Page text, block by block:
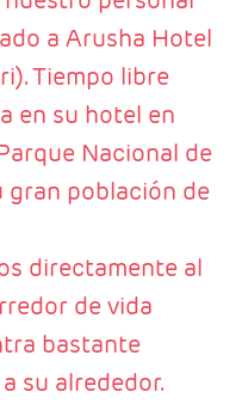
a Arusha Hotel
Tiempo libre
en su hotel en
Nacional de
gran población de
directamente al
de vida
bastante
su alrededor.